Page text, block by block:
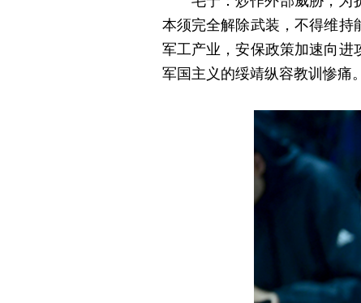
本须完全解除武装，不得维持
军工产业，安保政策加速向进
军国主义的绥靖纵容教训惨痛